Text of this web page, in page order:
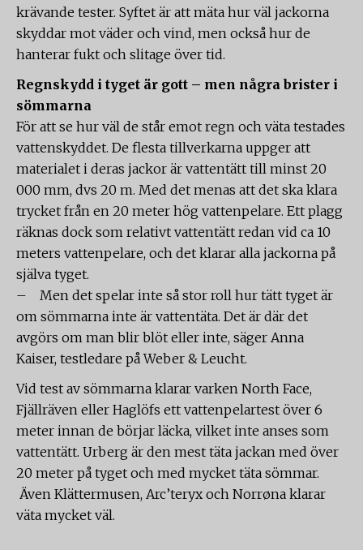
krävande tester. Syftet är att mäta hur väl jackorna
skyddar mot väder och vind, men också hur de
hanterar fukt och slitage över tid.
Regnskydd i tyget är gott – men några brister i
sömmarna
För att se hur väl de står emot regn och väta testades
vattenskyddet. De flesta tillverkarna uppger att
materialet i deras jackor är vattentätt till minst 20
000 mm, dvs 20 m. Med det menas att det ska klara
trycket från en 20 meter hög vattenpelare. Ett plagg
räknas dock som relativt vattentätt redan vid ca 10
meters vattenpelare, och det klarar alla jackorna på
själva tyget.
– Men det spelar inte så stor roll hur tätt tyget är
om sömmarna inte är vattentäta. Det är där det
avgörs om man blir blöt eller inte, säger Anna
Kaiser, testledare på Weber & Leucht.
Vid test av sömmarna klarar varken North Face,
Fjällräven eller Haglöfs ett vattenpelartest över 6
meter innan de börjar läcka, vilket inte anses som
vattentätt. Urberg är den mest täta jackan med över
20 meter på tyget och med mycket täta sömmar.
Även Klättermusen, Arc’teryx och Norrøna klarar
väta mycket väl.